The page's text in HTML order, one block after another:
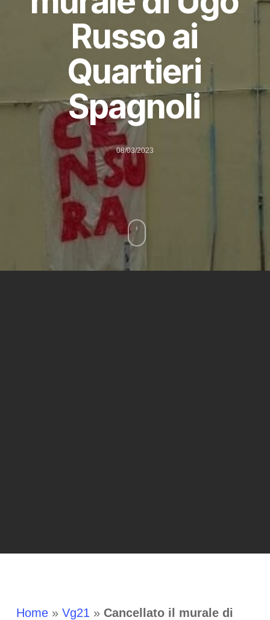
Russo ai
Quartieri
Spagnoli
08/03/2023
Home» Vg21 » Cancellato il murale di